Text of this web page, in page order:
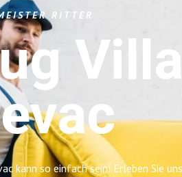
RITTER
kann so einfach sein! Erleben Sie